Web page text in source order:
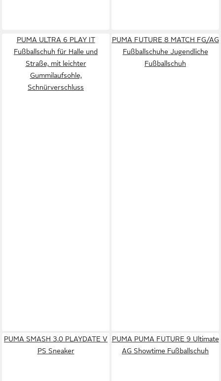
PUMA ULTRA 6 PLAY IT
Fußballschuh für Halle und
Straße, mit leichter
Gummilaufsohle,
Schnürverschluss
PUMA FUTURE 8 MATCH FG/AG
Fußballschuhe Jugendliche
Fußballschuh
PUMA SMASH 3.0 PLAYDATE V
PS Sneaker
PUMA PUMA FUTURE 9 Ultimate
AG Showtime Fußballschuh